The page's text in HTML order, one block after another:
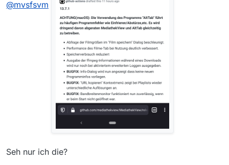
@mvsfsvm
Seh nur ich die?